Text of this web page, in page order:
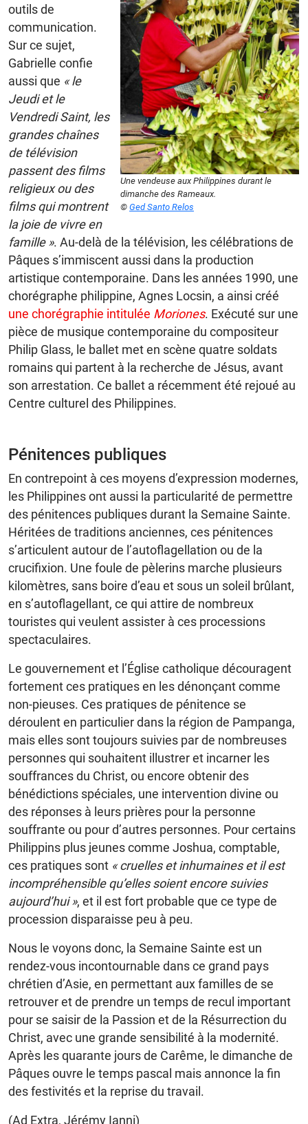
Une vendeuse aux Philippines durant le
dimanche des Rameaux.
© Ged Santo Relos
outils de
communication.
Sur ce sujet,
Gabrielle confie
aussi que « le
Jeudi et le
Vendredi Saint, les
grandes chaînes
de télévision
passent des films
religieux ou des
films qui montrent
la joie de vivre en
famille ». Au-delà de la télévision, les célébrations de
Pâques s’immiscent aussi dans la production
artistique contemporaine. Dans les années 1990, une
chorégraphe philippine, Agnes Locsin, a ainsi créé
une chorégraphie intitulée Moriones. Exécuté sur une
pièce de musique contemporaine du compositeur
Philip Glass, le ballet met en scène quatre soldats
romains qui partent à la recherche de Jésus, avant
son arrestation. Ce ballet a récemment été rejoué au
Centre culturel des Philippines.
Pénitences publiques
En contrepoint à ces moyens d’expression modernes,
les Philippines ont aussi la particularité de permettre
des pénitences publiques durant la Semaine Sainte.
Héritées de traditions anciennes, ces pénitences
s’articulent autour de l’autoflagellation ou de la
crucifixion. Une foule de pèlerins marche plusieurs
kilomètres, sans boire d’eau et sous un soleil brûlant,
en s’autoflagellant, ce qui attire de nombreux
touristes qui veulent assister à ces processions
spectaculaires.
Le gouvernement et l’Église catholique découragent
fortement ces pratiques en les dénonçant comme
non-pieuses. Ces pratiques de pénitence se
déroulent en particulier dans la région de Pampanga,
mais elles sont toujours suivies par de nombreuses
personnes qui souhaitent illustrer et incarner les
souffrances du Christ, ou encore obtenir des
bénédictions spéciales, une intervention divine ou
des réponses à leurs prières pour la personne
souffrante ou pour d’autres personnes. Pour certains
Philippins plus jeunes comme Joshua, comptable,
ces pratiques sont « cruelles et inhumaines et il est
incompréhensible qu’elles soient encore suivies
aujourd’hui », et il est fort probable que ce type de
procession disparaisse peu à peu.
Nous le voyons donc, la Semaine Sainte est un
rendez-vous incontournable dans ce grand pays
chrétien d’Asie, en permettant aux familles de se
retrouver et de prendre un temps de recul important
pour se saisir de la Passion et de la Résurrection du
Christ, avec une grande sensibilité à la modernité.
Après les quarante jours de Carême, le dimanche de
Pâques ouvre le temps pascal mais annonce la fin
des festivités et la reprise du travail.
(Ad Extra, Jérémy Ianni)